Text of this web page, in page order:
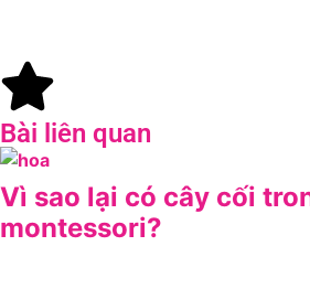
Bài liên quan
Vì sao lại có cây cối
montessori?